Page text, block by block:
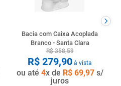
Bacia com Caixa Acoplada
Branco - Santa Clara
R$ 358,59
R$ 279,90 à vista
ou até 4x de R$ 69,97s/
juros